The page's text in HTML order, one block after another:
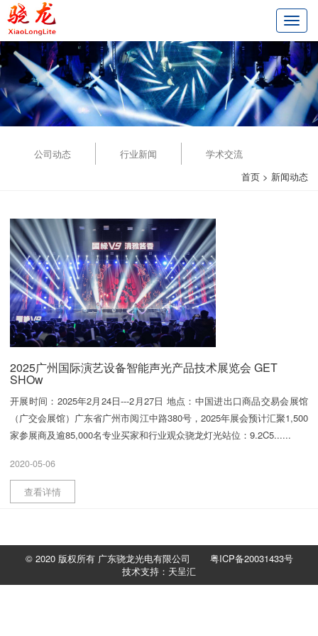
切
换
导
航
公司动态 行业新闻
学术交流
首页 > 新闻动态
2025广州国际演艺设备智能声光产品技术展览会 GET
SHOw
开展时间：2025年2月24日---2月27日 地点：中国进出口商品交易会展馆
（广交会展馆）广东省广州市阅江中路380号，2025年展会预计汇聚1,500
家参展商及逾85,000名专业买家和行业观众骁龙灯光站位：9.2C5......
2020-05-06
查看详情
© 2020 版权所有 广东骁龙光电有限公司 粤ICP备20031433号
技术支持：天呈汇